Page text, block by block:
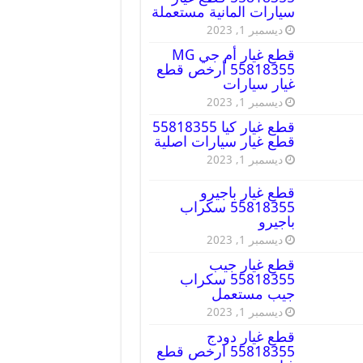
سيارات المانية مستعملة
ديسمبر 1, 2023
قطع غيار أم جي MG
55818355 أرخص قطع
غيار سيارات
ديسمبر 1, 2023
قطع غيار كيا 55818355
قطع غيار سيارات اصلية
ديسمبر 1, 2023
قطع غيار باجيرو
55818355 سكراب
باجيرو
ديسمبر 1, 2023
قطع غيار جيب
55818355 سكراب
جيب مستعمل
ديسمبر 1, 2023
قطع غيار دودج
55818355 ارخص قطع